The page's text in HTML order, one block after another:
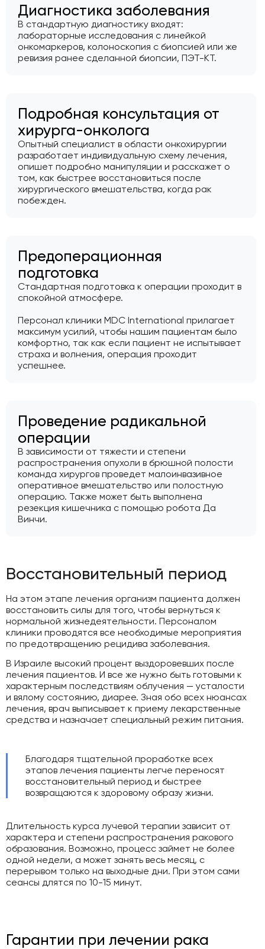
Диагностика заболевания
В стандартную диагностику входят:
лабораторные исследования с линейкой
онкомаркеров, колоноскопия с биопсией или же
ревизия ранее сделанной биопсии, ПЭТ-КТ.
Подробная консультация от
хирурга-онколога
Опытный специалист в области онкохирургии
разработает индивидуальную схему лечения,
опишет подробно манипуляции и расскажет о
том, как быстрее восстановиться после
хирургического вмешательства, когда рак
побежден.
Предоперационная
подготовка
Стандартная подготовка к операции проходит в
спокойной атмосфере.
Персонал клиники MDC International прилагает
максимум усилий, чтобы нашим пациентам было
комфортно, так как если пациент не испытывает
страха и волнения, операция проходит
успешнее.
Проведение радикальной
операции
В зависимости от тяжести и степени
распространения опухоли в брюшной полости
команда хирургов проведет малоинвазивное
оперативное вмешательство или полостную
операцию. Также может быть выполнена
резекция кишечника с помощью робота Да
Винчи.
Восстановительный период
На этом этапе лечения организм пациента должен
восстановить силы для того, чтобы вернуться к
нормальной жизнедеятельности. Персоналом
клиники проводятся все необходимые мероприятия
по предотвращению рецидива заболевания.
В Израиле высокий процент выздоровевших после
лечения пациентов. И все же нужно быть готовыми к
характерным последствиям облучения — усталости
и вялому состоянию, диарее. Зная обо всех нюансах
лечения, врач выписывает к приему лекарственные
средства и назначает специальный режим питания.
Благодаря тщательной проработке всех
этапов лечения пациенты легче переносят
восстановительный период и быстрее
возвращаются к здоровому образу жизни.
Длительность курса лучевой терапии зависит от
характера и степени распространения ракового
образования. Возможно, процесс займет не более
одной недели, а может занять весь месяц, с
перерывом только на выходные дни. При этом сами
сеансы длятся по 10-15 минут.
Гарантии при лечении рака